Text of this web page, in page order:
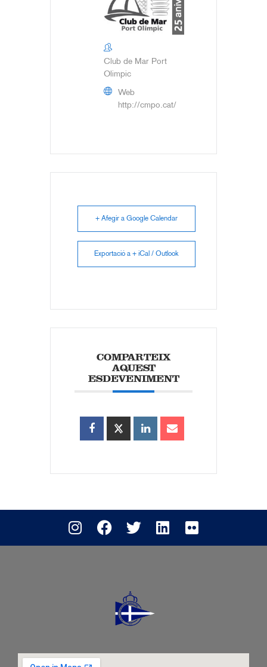
Club de Mar Port
Olimpic
Web
http://cmpo.cat/
+ Afegir a Google Calendar
Exportació a + iCal / Outlook
COMPARTEIX
AQUEST
ESDEVENIMENT